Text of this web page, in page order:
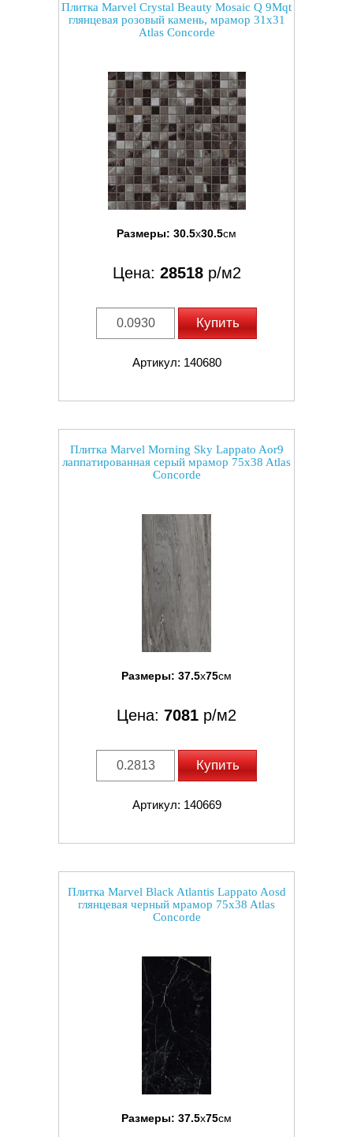
Плитка Marvel Crystal Beauty Mosaic Q 9Mqt
глянцевая розовый камень, мрамор 31x31
Atlas Concorde
Размеры: 30.5x30.5см
Цена: 28518р/м2
Купить
Артикул: 140680
Плитка Marvel Morning Sky Lappato Aor9
лаппатированная серый мрамор 75x38 Atlas
Concorde
Размеры: 37.5x75см
Цена: 7081 р/м2
Купить
Артикул: 140669
Плитка Marvel Black Atlantis Lappato Aosd
глянцевая черный мрамор 75x38 Atlas
Concorde
Размеры: 37.5x75см